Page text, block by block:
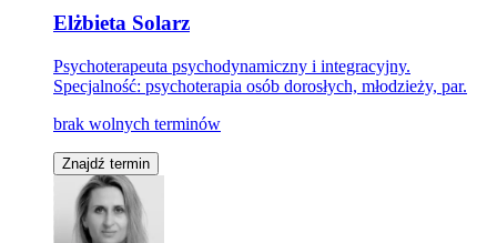
Elżbieta Solarz
Psychoterapeuta psychodynamiczny i integracyjny.
Specjalność: psychoterapia osób dorosłych, młodzieży, par.
brak wolnych terminów
Znajdź termin